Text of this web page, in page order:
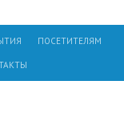
ПОСЕТИТЕЛЯМ